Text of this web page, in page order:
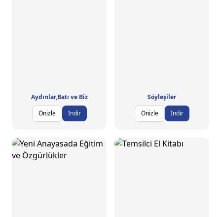
Aydınlar,Batı ve Biz
Önizle
İndir
Söyleşiler
Önizle
İndir